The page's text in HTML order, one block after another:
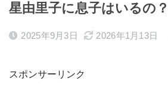
星由里子に息子はいるの
2025年9月3日 2026年1月13日
スポンサーリンク